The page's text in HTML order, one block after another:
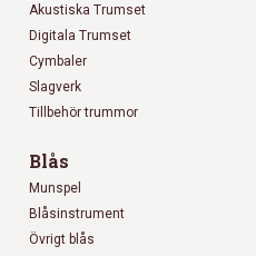
Akustiska Trumset
Digitala Trumset
Cymbaler
Slagverk
Tillbehör trummor
Blås
Munspel
Blåsinstrument
Övrigt blås